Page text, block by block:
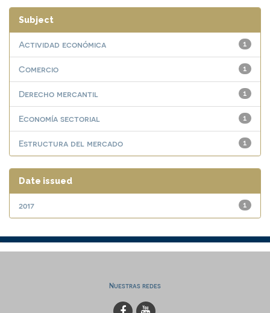
Subject
1
Actividad económica
1
Comercio
1
Derecho mercantil
1
Economía sectorial
1
Estructura del mercado
Date issued
1
2017
Nuestras redes